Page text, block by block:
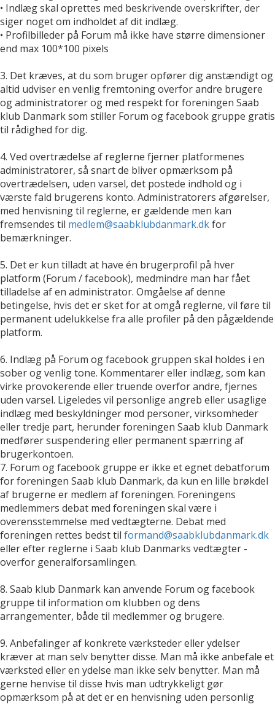
• Indlæg skal oprettes med beskrivende overskrifter, der
siger noget om indholdet af dit indlæg.
• Profilbilleder på Forum må ikke have større dimensioner
end max 100*100 pixels
3. Det kræves, at du som bruger opfører dig anstændigt og
altid udviser en venlig fremtoning overfor andre brugere
og administratorer og med respekt for foreningen Saab
klub Danmark som stiller Forum og facebook gruppe gratis
til rådighed for dig.
4. Ved overtrædelse af reglerne fjerner platformenes
administratorer, så snart de bliver opmærksom på
overtrædelsen, uden varsel, det postede indhold og i
værste fald brugerens konto. Administratorers afgørelser,
med henvisning til reglerne, er gældende men kan
fremsendes til medlem@saabklubdanmark.dkfor
bemærkninger.
5. Det er kun tilladt at have én brugerprofil på hver
platform (Forum / facebook), medmindre man har fået
tilladelse af en administrator. Omgåelse af denne
betingelse, hvis det er sket for at omgå reglerne, vil føre til
permanent udelukkelse fra alle profiler på den pågældende
platform.
6. Indlæg på Forum og facebook gruppen skal holdes i en
sober og venlig tone. Kommentarer eller indlæg, som kan
virke provokerende eller truende overfor andre, fjernes
uden varsel. Ligeledes vil personlige angreb eller usaglige
indlæg med beskyldninger mod personer, virksomheder
eller tredje part, herunder foreningen Saab klub Danmark
medfører suspendering eller permanent spærring af
brugerkontoen.
7. Forum og facebook gruppe er ikke et egnet debatforum
for foreningen Saab klub Danmark, da kun en lille brøkdel
af brugerne er medlem af foreningen. Foreningens
medlemmers debat med foreningen skal være i
overensstemmelse med vedtægterne. Debat med
foreningen rettes bedst til formand@saabklubdanmark.dk
eller efter reglerne i Saab klub Danmarks vedtægter -
overfor generalforsamlingen.
8. Saab klub Danmark kan anvende Forum og facebook
gruppe til information om klubben og dens
arrangementer, både til medlemmer og brugere.
9. Anbefalinger af konkrete værksteder eller ydelser
kræver at man selv benytter disse. Man må ikke anbefale et
værksted eller en ydelse man ikke selv benytter. Man må
gerne henvise til disse hvis man udtrykkeligt gør
opmærksom på at det er en henvisning uden personlig